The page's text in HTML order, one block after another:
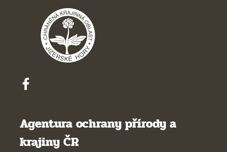
Agentura ochrany přírody a
krajiny ČR